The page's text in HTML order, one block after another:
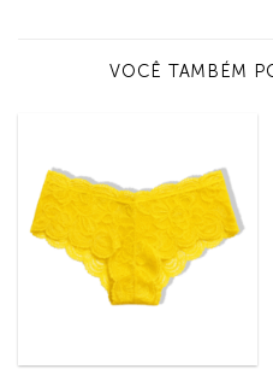
VOCÊ TAMBÉM